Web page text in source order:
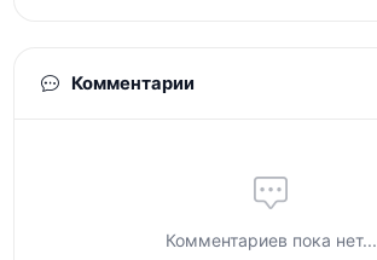
Комментарии
Комментариев пока нет...